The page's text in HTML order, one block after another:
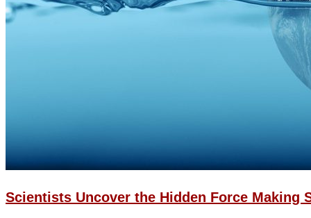
Scientists Uncover the Hidden Force Making